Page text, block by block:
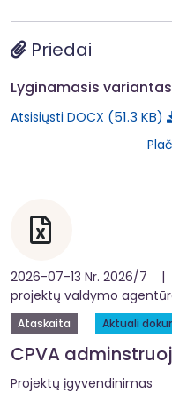
Priedai
Lyginamasis variantas
Atsisiųsti DOCX 51.3 KB
2026-07-13 Nr. 2026/7
projektų valdymo
Ataskaita Aktuali
CPVA
Projektų įgyvendinimas